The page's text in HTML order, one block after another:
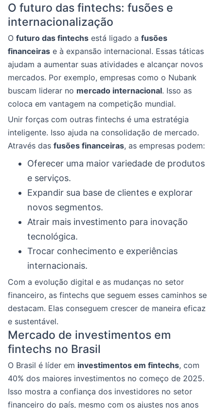
O futuro das fintechs: fusões e
internacionalização
O futuro das fintechs está ligado a fusões
financeiras e à expansão internacional. Essas táticas
ajudam a aumentar suas atividades e alcançar novos
mercados. Por exemplo, empresas como o Nubank
buscam liderar no mercado internacional. Isso as
coloca em vantagem na competição mundial.
Unir forças com outras fintechs é uma estratégia
inteligente. Isso ajuda na consolidação de mercado.
Através das fusões financeiras, as empresas podem:
Oferecer uma maior variedade de produtos
e serviços.
Expandir sua base de clientes e explorar
novos segmentos.
Atrair mais investimento para inovação
tecnológica.
Trocar conhecimento e experiências
internacionais.
Com a evolução digital e as mudanças no setor
financeiro, as fintechs que seguem esses caminhos se
destacam. Elas conseguem crescer de maneira eficaz
e sustentável.
Mercado de investimentos em
fintechs no Brasil
O Brasil é líder em investimentos em fintechs, com
40% dos maiores investimentos no começo de 2025.
Isso mostra a confiança dos investidores no setor
financeiro do país, mesmo com os ajustes nos anos